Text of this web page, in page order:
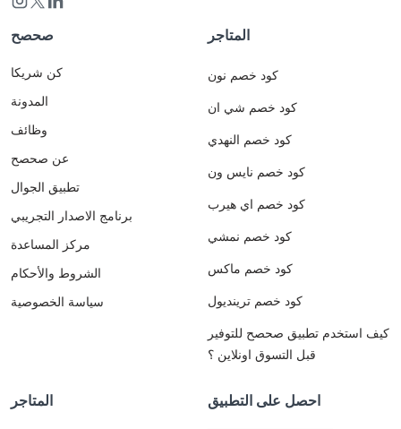
صحصح
كن شريكا
المدونة
وظائف
عن صحصح
تطبيق الجوال
برنامج الاصدار التجريبي
مركز المساعدة
الشروط والأحكام
سياسة الخصوصية
المتاجر
كود خصم نون
كود خصم شي ان
كود خصم النهدي
كود خصم نايس ون
كود خصم اي هيرب
كود خصم نمشي
كود خصم ماكس
كود خصم ترينديول
كيف استخدم تطبيق صحصح للتوفير
قبل التسوق اونلاين ؟
المتاجر احصل على التطبيق